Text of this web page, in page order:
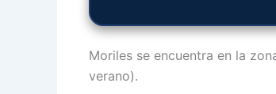
Moriles se encuentra en la
verano).